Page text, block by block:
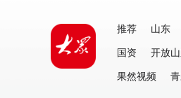
推荐 山东
国资
开放
果然视频